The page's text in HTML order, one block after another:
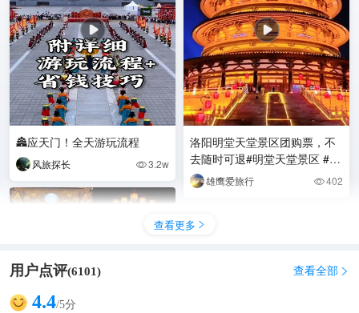
🏯应天门！全天游玩流程
风旅探长 3.2w
洛阳明堂天堂景区团购票，不
去随时可退#明堂天堂景区 #洛
阳旅游 #洛阳游玩 #旅行推荐
官 #假期游玩
雄鹰爱旅行 402
查看更多 
用户点评(6101) 查看全部 
4.4/5分